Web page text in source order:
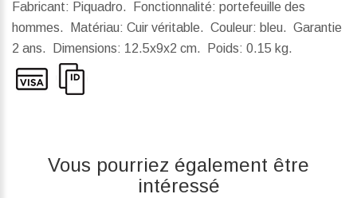
Fabricant: Piquadro. Fonctionnalité: portefeuille des
hommes. Matériau: Cuir véritable. Couleur: bleu. Garantie
2 ans.
Dimensions: 12.5x9x2 cm. Poids: 0.15 kg.
Vous pourriez également être
intéressé